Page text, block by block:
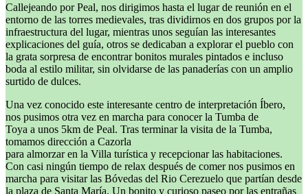
Callejeando por Peal, nos dirigimos hasta el lugar de reunión en el
entorno de las torres medievales, tras dividirnos en dos grupos por la
infraestructura del lugar, mientras unos seguían las interesantes
explicaciones del guía, otros se dedicaban a explorar el pueblo con
la grata sorpresa de encontrar bonitos murales pintados e incluso
boda al estilo militar, sin olvidarse de las panaderías con un amplio
surtido de dulces.
Una vez conocido este interesante centro de interpretación Íbero,
nos pusimos otra vez en marcha para conocer la Tumba de
Toya a unos 5km de Peal. Tras terminar la visita de la Tumba,
tomamos dirección a Cazorla
para almorzar en la Villa turística y recepcionar las habitaciones.
Con casi ningún tiempo de relax después de comer nos pusimos en
marcha para visitar las Bóvedas del Rio Cerezuelo que partían desde
la plaza de Santa María. Un bonito y curioso paseo por las entrañas